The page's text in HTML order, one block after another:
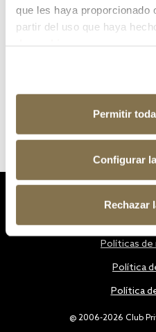
que les haya proporcionado
partir del uso que haya
Permitir
Configurar
Rechazar
@ 2006-2026 Club
Políticas de
Política
Política